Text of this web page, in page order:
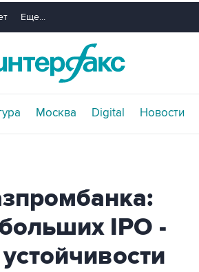
Еще...
Москва Digital Новости
IPO -